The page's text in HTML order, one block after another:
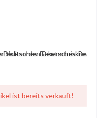
ist bereits verkauft!